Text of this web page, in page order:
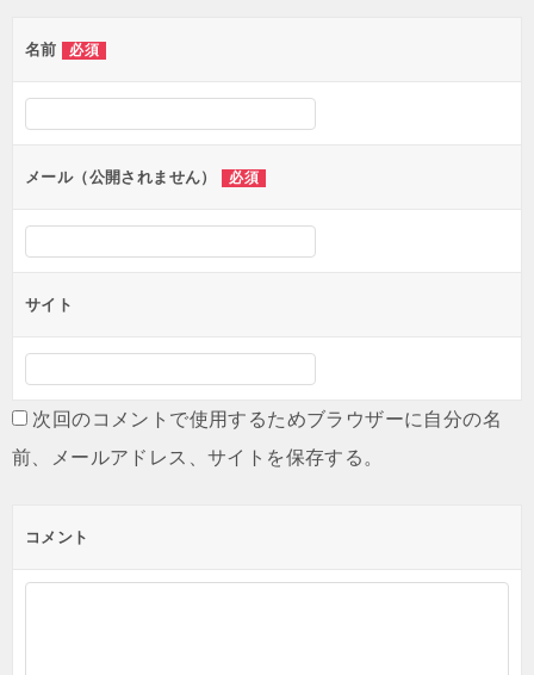
ー
シ
ョ
ン
名前 必須
メール（公開されません） 必須
サイト
次回のコメントで使用するためブラウザーに自分の名
前、メールアドレス、サイトを保存する。
コメント